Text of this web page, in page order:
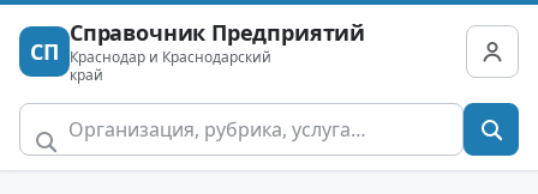
СП
Справочник Предприятий
Краснодар и Краснодарский
край